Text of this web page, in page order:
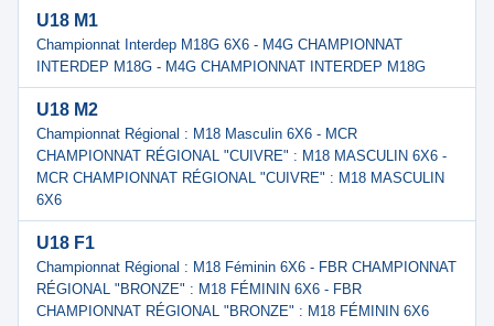
U18 M1
Championnat Interdep M18G 6X6 - M4G CHAMPIONNAT
INTERDEP M18G - M4G CHAMPIONNAT INTERDEP M18G
U18 M2
Championnat Régional : M18 Masculin 6X6 - MCR
CHAMPIONNAT RÉGIONAL "CUIVRE" : M18 MASCULIN 6X6 -
MCR CHAMPIONNAT RÉGIONAL "CUIVRE" : M18 MASCULIN
6X6
U18 F1
Championnat Régional : M18 Féminin 6X6 - FBR CHAMPIONNAT
RÉGIONAL "BRONZE" : M18 FÉMININ 6X6 - FBR
CHAMPIONNAT RÉGIONAL "BRONZE" : M18 FÉMININ 6X6